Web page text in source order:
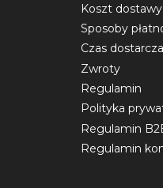
Koszt dostawy
Sposoby
Czas
Zwroty
Regulamin
Polityka
Regulamin
Regulamin